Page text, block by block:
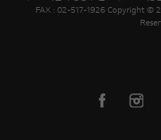
FAX : 02-517-1926 Copyright ©